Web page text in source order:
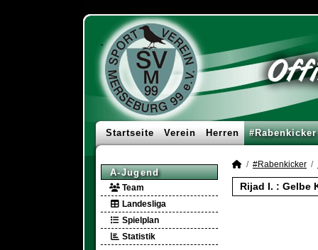
Startseite Verein Herren #Rabenkicker
A-Jugend
Team
Landesliga
Spielplan
Statistik
#Rabenkicker
Rijad I. : Gelbe